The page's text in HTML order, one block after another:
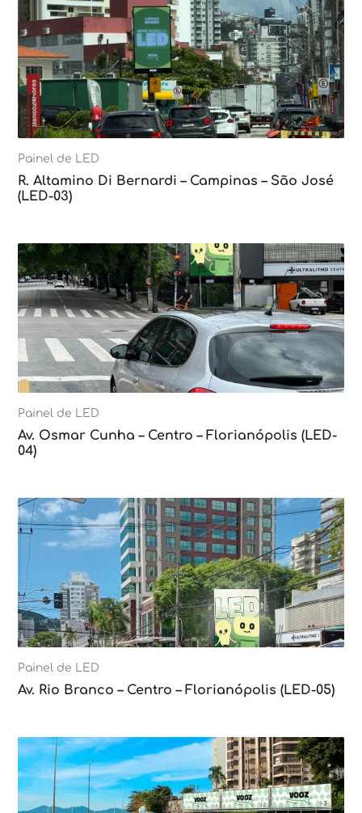
Painel de LED
R. Altamino Di Bernardi – Campinas – São José
(LED-03)
Painel de LED
Av. Osmar Cunha – Centro – Florianópolis (LED-
04)
Painel de LED
Av. Rio Branco – Centro – Florianópolis (LED-05)